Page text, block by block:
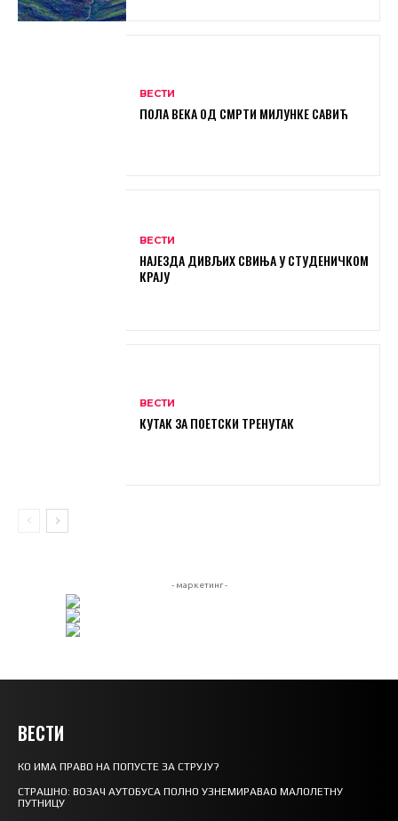
ВЕСТИ
ПОЛА ВЕКА ОД СМРТИ МИЛУНКЕ САВИЋ
ВЕСТИ
НАЈЕЗДА ДИВЉИХ СВИЊА У СТУДЕНИЧКОМ
КРАЈУ
ВЕСТИ
КУТАК ЗА ПОЕТСКИ ТРЕНУТАК
- маркетинг -
ВЕСТИ
КО ИМА ПРАВО НА ПОПУСТЕ ЗА СТРУЈУ?
СТРАШНО: ВОЗАЧ АУТОБУСА ПОЛНО УЗНЕМИРАВАО МАЛОЛЕТНУ
ПУТНИЦУ